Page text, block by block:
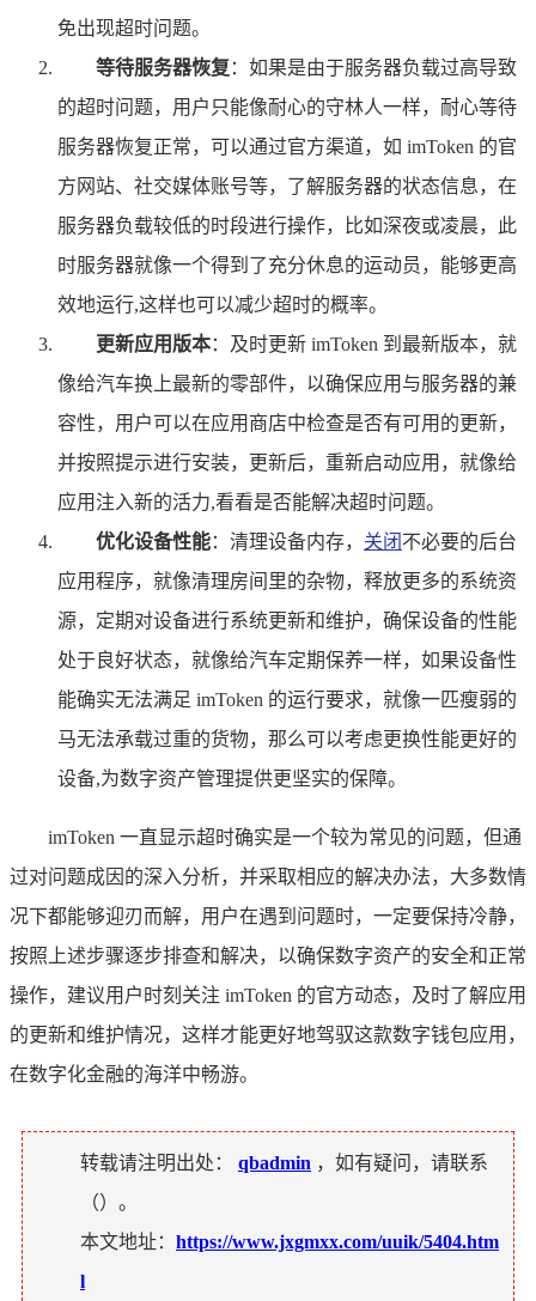
免出现超时问题。
等待服务器恢复 ：如果是由于服务器负载过高导致
的超时问题，用户只能像耐心的守林人一样，耐心等待
服务器恢复正常，可以通过官方渠道，如 imToken 的官
方网站、社交媒体账号等，了解服务器的状态信息，在
服务器负载较低的时段进行操作，比如深夜或凌晨，此
时服务器就像一个得到了充分休息的运动员，能够更高
效地运行,这样也可以减少超时的概率。
更新应用版本：及时更新 imToken 到最新版本，就
像给汽车换上最新的零部件，以确保应用与服务器的兼
容性，用户可以在应用商店中检查是否有可用的更新，
并按照提示进行安装，更新后，重新启动应用，就像给
应用注入新的活力,看看是否能解决超时问题。
优化设备性能：清理设备内存， 关闭 不必要的后台
应用程序，就像清理房间里的杂物，释放更多的系统资
源，定期对设备进行系统更新和维护，确保设备的性能
处于良好状态，就像给汽车定期保养一样，如果设备性
能确实无法满足 imToken 的运行要求，就像一匹瘦弱的
马无法承载过重的货物，那么可以考虑更换性能更好的
设备,为数字资产管理提供更坚实的保障。
imToken 一直显示超时确实是一个较为常见的问题，但通
过对问题成因的深入分析，并采取相应的解决办法，大多数情
况下都能够迎刃而解，用户在遇到问题时，一定要保持冷静，
按照上述步骤逐步排查和解决，以确保数字资产的安全和正常
操作，建议用户时刻关注 imToken 的官方动态，及时了解应用
的更新和维护情况，这样才能更好地驾驭这款数字钱包应用，
在数字化金融的海洋中畅游。
转载请注明出处： qbadmin ，如有疑问，请联系
（）。
本文地址： https://www.jxgmxx.com/uuik/5404.htm
l